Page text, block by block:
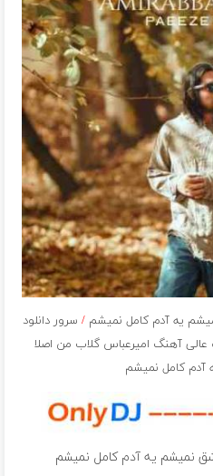
یه آدم کامل نمیشم/ سرور دانلود
آهنگ امیرعباس گلاب من اصلا
آدم کامل نمیشم
نمیشم یه آدم کامل نمیشم